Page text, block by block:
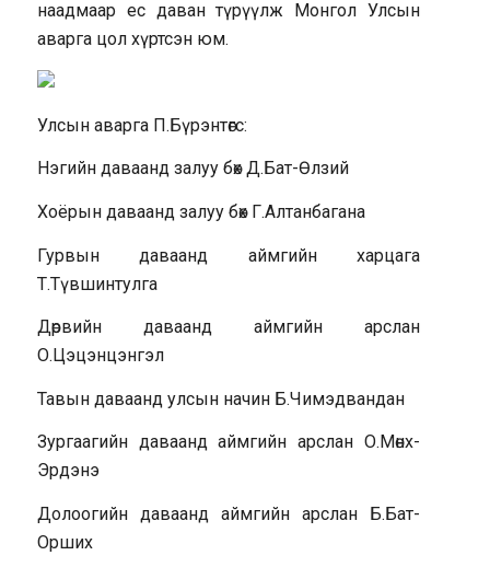
наадмаар ес даван түрүүлж Монгол Улсын
аварга цол хүртсэн юм.
Улсын аварга П.Бүрэнтөгс:
Нэгийн даваанд залуу бөх Д.Бат-Өлзий
Хоёрын даваанд залуу бөх Г.Алтанбагана
Гурвын даваанд аймгийн харцага
Т.Түвшинтулга
Дөрвийн даваанд аймгийн арслан
О.Цэцэнцэнгэл
Тавын даваанд улсын начин Б.Чимэдвандан
Зургаагийн даваанд аймгийн арслан О.Мөнх-
Эрдэнэ
Долоогийн даваанд аймгийн арслан Б.Бат-
Орших